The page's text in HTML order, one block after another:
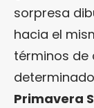
sorpresa
hacia el
términos de
Primavera